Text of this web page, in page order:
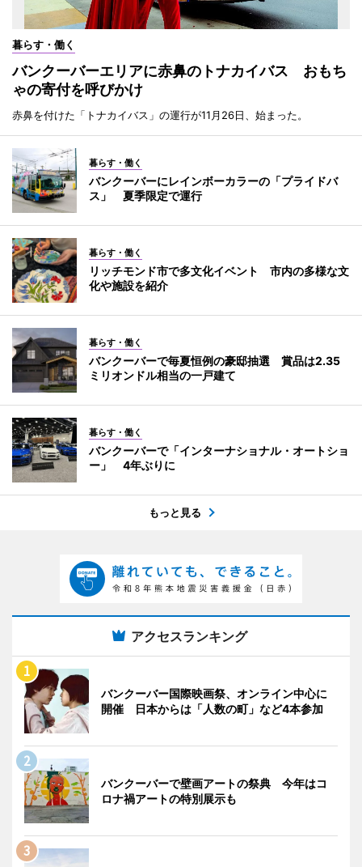
暮らす・働く
バンクーバーエリアに赤鼻のトナカイバス おもち
ゃの寄付を呼びかけ
赤鼻を付けた「トナカイバス」の運行が11月26日、始まった。
暮らす・働く
バンクーバーにレインボーカラーの「プライドバ
ス」 夏季限定で運行
暮らす・働く
リッチモンド市で多文化イベント 市内の多様な文
化や施設を紹介
暮らす・働く
バンクーバーで毎夏恒例の豪邸抽選 賞品は2.35
ミリオンドル相当の一戸建て
暮らす・働く
バンクーバーで「インターナショナル・オートショ
ー」 4年ぶりに
もっと見る
アクセスランキング
バンクーバー国際映画祭、オンライン中心に
開催 日本からは「人数の町」など4本参加
バンクーバーで壁画アートの祭典 今年はコ
ロナ禍アートの特別展示も